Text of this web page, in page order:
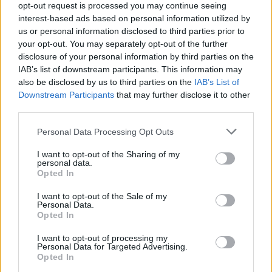
opt-out request is processed you may continue seeing
interest-based ads based on personal information utilized by
us or personal information disclosed to third parties prior to
your opt-out. You may separately opt-out of the further
disclosure of your personal information by third parties on the
IAB’s list of downstream participants. This information may
also be disclosed by us to third parties on the IAB’s List of
Downstream Participants that may further disclose it to other
Personal Data Processing Opt Outs
I want to opt-out of the Sharing of my
personal data.
Opted In
I want to opt-out of the Sale of my
Personal Data.
Opted In
I want to opt-out of processing my
Personal Data for Targeted Advertising.
Opted In
požarov pozivi občanom k takojšnjemu
obveščanju policije
6. avgust 2026
Pred nami vroč četrtek, v petek
osvežitev
5. avgust 2026
vozil se zaključuje
Zavod za kulturo, šport, turizem in
Mornove zijalke
4. avgust 2026